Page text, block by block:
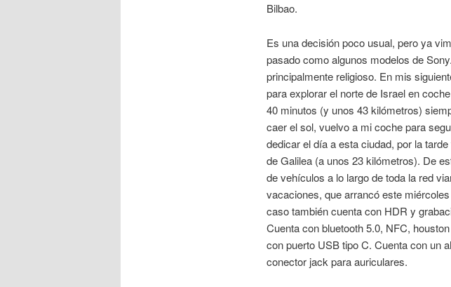
Bilbao.
Es una decisión poco usual, pero ya
pasado como algunos modelos de
principalmente religioso. En mis
para explorar el norte de Israel en
40 minutos (y unos 43 kilómetros)
caer el sol, vuelvo a mi coche para
dedicar el día a esta ciudad, por la
de Galilea (a unos 23 kilómetros). De
de vehículos a lo largo de toda la red
vacaciones, que arrancó este
caso también cuenta con HDR y
Cuenta con bluetooth 5.0, NFC,
con puerto USB tipo C. Cuenta con un
conector jack para auriculares.